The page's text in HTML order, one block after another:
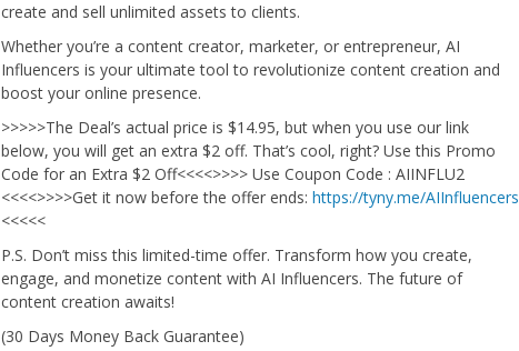
create and sell unlimited assets to clients.
Whether you’re a content creator, marketer, or entrepreneur, AI
Influencers is your ultimate tool to revolutionize content creation and
boost your online presence.
>>>>>The Deal’s actual price is $14.95, but when you use our link
below, you will get an extra $2 off. That’s cool, right? Use this Promo
Code for an Extra $2 Off<<<<>>>> Use Coupon Code : AIINFLU2
<<<<>>>>Get it now before the offer ends: https://tyny.me/AIInfluencers
<<<<<
P.S. Don’t miss this limited-time offer. Transform how you create,
engage, and monetize content with AI Influencers. The future of
content creation awaits!
(30 Days Money Back Guarantee)